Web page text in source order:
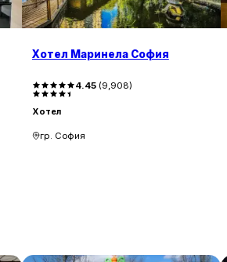
Хотел Маринела София
4.45(9,908)
Хотел
гр. София